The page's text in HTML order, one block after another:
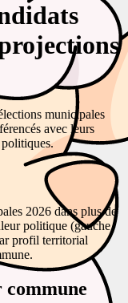
municipales
avec leurs
politiques.
2026 dans plus de
politique (gauche,
profil territorial